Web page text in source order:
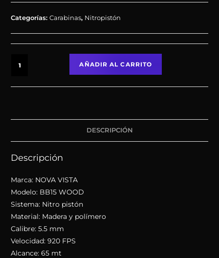
Categorías:Carabinas, Nitropistón
AÑADIR AL CARRITO
DESCRIPCIÓN
Descripción
Marca: NOVA VISTA
Modelo: BB15 WOOD
Sistema: Nitro pistón
Material: Madera y polímero
Calibre: 5.5 mm
Velocidad: 920 FPS
Alcance: 65 mt